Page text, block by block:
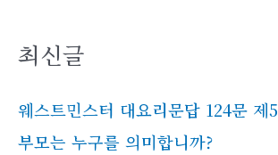
최신글
웨스트민스터 대요리문답 124문 제
부모는 누구를 의미합니까?